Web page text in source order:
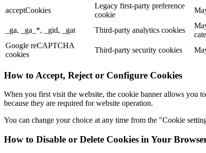
acceptCookies
Legacy first-party preference
cookie
_ga, _ga_*, _gid, _gat Third-party analytics cookies
Google reCAPTCHA
cookies
Third-party security cookies
How to Accept, Reject or Configure Cookies
When you first visit the website, the cookie banner allows you
because they are required for website operation.
You can change your choice at any time from the "Cookie
How to Disable or Delete Cookies in Your